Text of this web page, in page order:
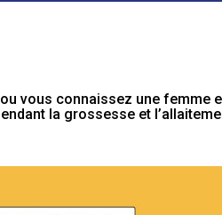
vous connaissez une femme
la grossesse et